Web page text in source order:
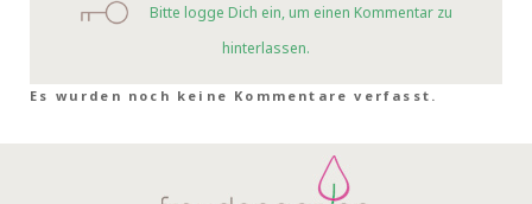
Bitte logge Dich ein, um einen Kommentar zu
hinterlassen.
Es wurden noch keine Kommentare verfasst.